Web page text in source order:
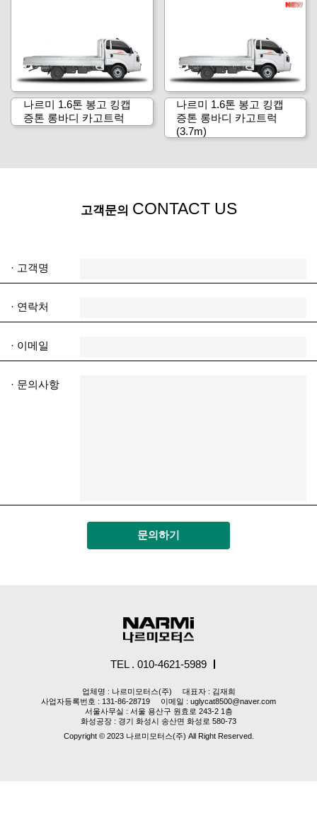
나르미 1.6톤 봉고 킹캡
증톤 롱바디 카고트럭
나르미 1.6톤 봉고 킹캡
증톤 롱바디 카고트럭
(3.7m)
고객문의 CONTACT US
· 고객명
· 연락처
· 이메일
· 문의사항
문의하기
TEL . 010-4621-5989
업체명 : 나르미모터스(주)
대표자 : 김재희
사업자등록번호 : 131-86-28719
이메일 : uglycat8500@naver.com
서울사무실 : 서울 용산구 원효로 243-2 1층
화성공장 : 경기 화성시 송산면 화성로 580-73
Copyright © 2023 나르미모터스(주) All Right Reserved.